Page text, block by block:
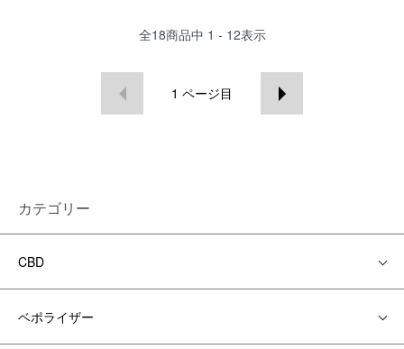
全18商品中 1 - 12表示
1 ページ目
カテゴリー
CBD
ベポライザー